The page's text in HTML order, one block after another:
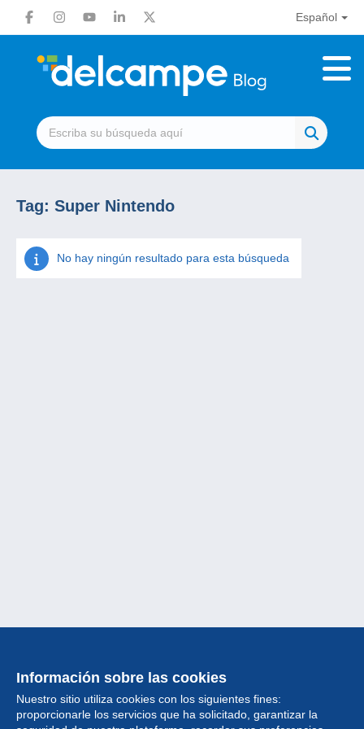
Español
Tag: Super Nintendo
No hay ningún resultado para esta búsqueda
Información sobre las cookies
Nuestro sitio utiliza cookies con los siguientes fines:
proporcionarle los servicios que ha solicitado, garantizar la